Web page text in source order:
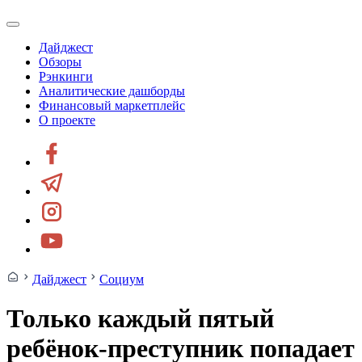
Дайджест
Обзоры
Рэнкинги
Аналитические дашборды
Финансовый маркетплейс
О проекте
Дайджест Социум
Только каждый пятый
ребёнок-преступник попадает